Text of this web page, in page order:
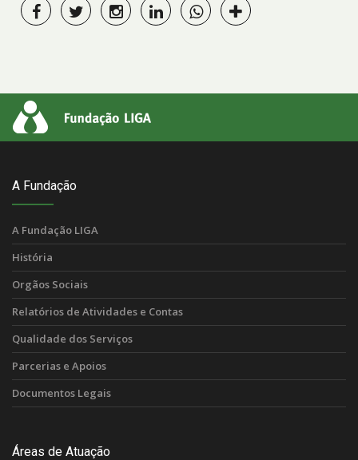
A Fundação
A Fundação LIGA
História
Orgãos Sociais
Relatórios de Atividades e Contas
Qualidade dos Serviços
Parcerias e Apoios
Documentos Legais
Áreas de Atuação